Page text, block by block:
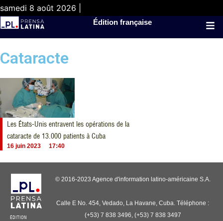
samedi 8 août 2026 |
Édition française
Cataracte
Les États-Unis entravent les opérations de la
cataracte de 13.000 patients à Cuba
16 juin 2023 17:40
ÉDITION
© 2016-2023 Agence d'information latino-américaine S.A.
Calle E No. 454, Vedado, La Havane, Cuba. Téléphone :
(+53) 7 838 3496, (+53) 7 838 3497